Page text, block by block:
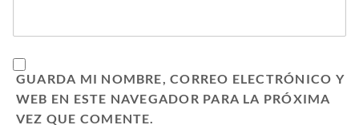
GUARDA MI NOMBRE, CORREO ELECTRÓNICO Y
WEB EN ESTE NAVEGADOR PARA LA PRÓXIMA
VEZ QUE COMENTE.